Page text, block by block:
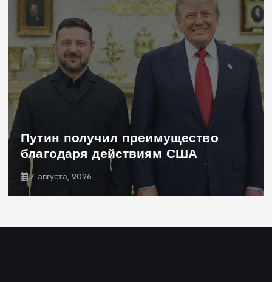
Навроцкий об Украине —
бандеровским флагам не место в
Польше
7 августа, 2026